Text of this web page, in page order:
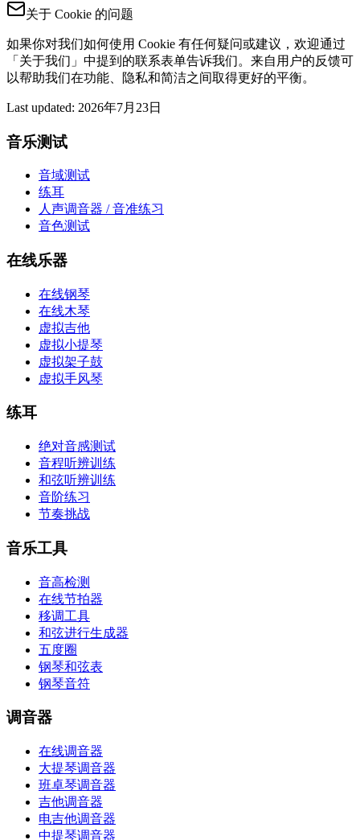
关于 Cookie 的问题
如果你对我们如何使用 Cookie 有任何疑问或建议，欢迎通过
「关于我们」中提到的联系表单告诉我们。来自用户的反馈可
以帮助我们在功能、隐私和简洁之间取得更好的平衡。
Last updated: 2026年7月23日
音乐测试
音域测试
练耳
人声调音器 / 音准练习
音色测试
在线乐器
在线钢琴
在线木琴
虚拟吉他
虚拟小提琴
虚拟架子鼓
虚拟手风琴
练耳
绝对音感测试
音程听辨训练
和弦听辨训练
音阶练习
节奏挑战
音乐工具
音高检测
在线节拍器
移调工具
和弦进行生成器
五度圈
钢琴和弦表
钢琴音符
调音器
在线调音器
大提琴调音器
班卓琴调音器
吉他调音器
电吉他调音器
中提琴调音器